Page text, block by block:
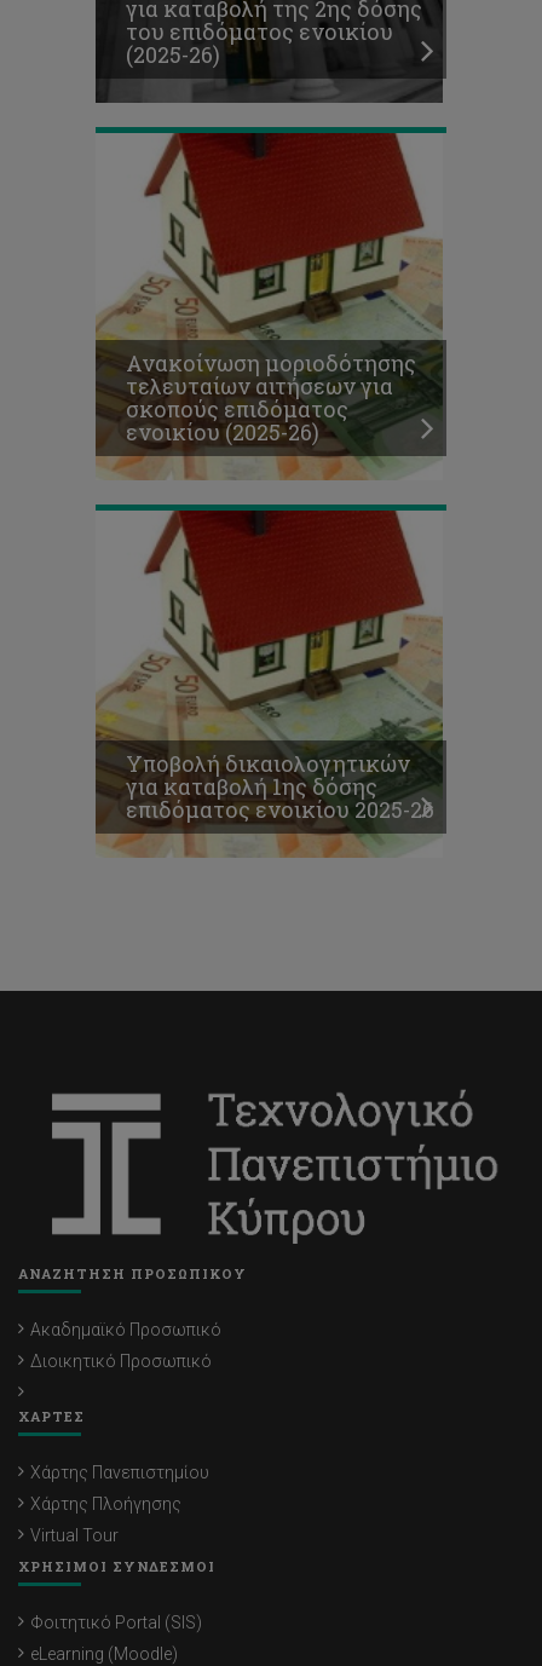
για καταβολή της 2ης δόσης
του επιδόματος ενοικίου
(2025-26)
επιδόματος
ενοικίου
(2025-
26)
Ανακοίνωση μοριοδότησης
τελευταίων αιτήσεων για
σκοπούς επιδόματος
ενοικίου (2025-26)
Υποβολή
δικαιολογητικών
για
καταβολή
1ης
δόσης
επιδόματος
ενοικίου
2025-
26
Υποβολή δικαιολογητικών
για καταβολή 1ης δόσης
επιδόματος ενοικίου 2025-26
ΑΝΑΖΗΤΗΣΗ ΠΡΟΣΩΠΙΚΟΥ
Ακαδημαϊκό Προσωπικό
Διοικητικό Προσωπικό
ΧΑΡΤΕΣ
Χάρτης Πανεπιστημίου
Χάρτης Πλοήγησης
Virtual Tour
ΧΡΗΣΙΜΟΙ ΣΥΝΔΕΣΜΟΙ
Φοιτητικό Portal (SIS)
eLearning (Moodle)